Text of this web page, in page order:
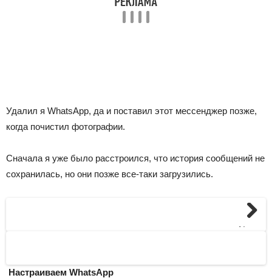
Удалил я WhatsApp, да и поставил этот мессенджер позже,
когда почистил фотографии.
Сначала я уже было расстроился, что история сообщений не
сохранилась, но они позже все-таки загрузились.
Next
Настраиваем WhatsApp